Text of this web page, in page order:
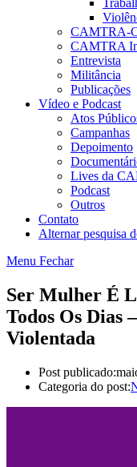
CAMTRA-
CAMTRA
Entrevista
Militância
Publicações
Vídeo e Podcast
Atos
Campanhas
Depoimento
Lives da
Podcast
Outros
Contato
Alternar pesquisa
Menu Fechar
Ser Mulher É
Todos Os Dias
Violentada
Post publicado:
Categoria do post: